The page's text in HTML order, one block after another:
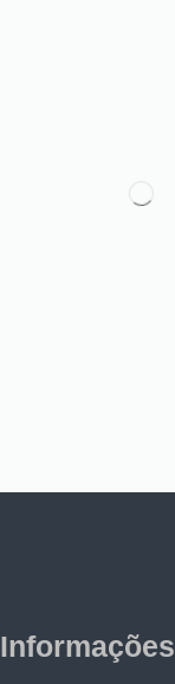
Informações